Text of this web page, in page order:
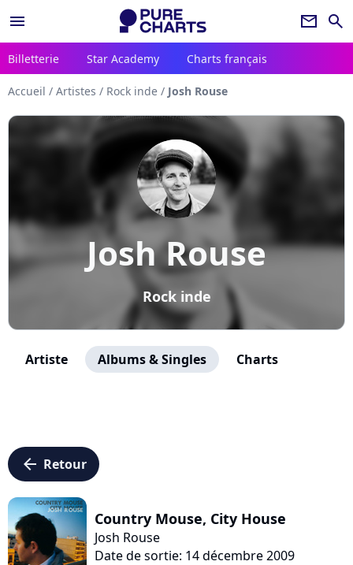
menu newsletter search
Billetterie Star Academy Charts français
Accueil / Artistes / Rock inde / Josh Rouse
Josh Rouse
Rock inde
Artiste Albums & Singles Charts
arrow_left Retour
Country Mouse, City House
Josh Rouse
Date de sortie: 14 décembre 2009